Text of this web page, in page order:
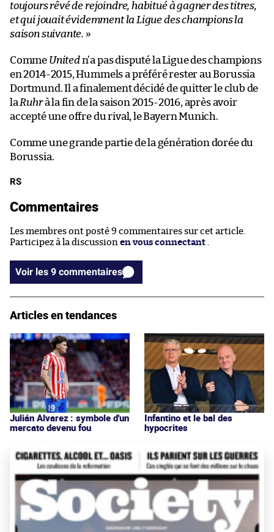
toujours rêvé de rejoindre, habitué à gagner des titres,
et qui jouait évidemment la Ligue des champions la
saison suivante. »
Comme Unitedn’a pas disputé la Ligue des champions
en 2014-2015, Hummels a préféré rester au Borussia
Dortmund. Il a finalement décidé de quitter le club de
la Ruhrà la fin de la saison 2015-2016, après avoir
accepté une offre du rival, le Bayern Munich.
Comme une grande partie de la génération dorée du
Borussia.
RS
Commentaires
Les membres ont posté 9 commentaires sur cet article.
Participez à la discussion en vous connectant .
Voir les 9 commentaires
Articles en tendances
Julián Alvarez : symbole d'un
mercato devenu fou
Infantino et le bal des
hypocrites